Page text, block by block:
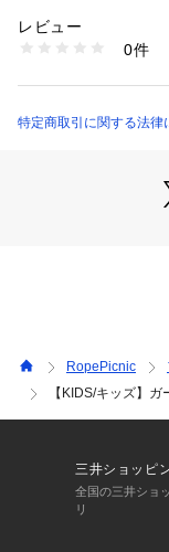
・ホワイト、ネイビ
【スタイリングポイ
子お揃いもおすすめ
Sサイズ:95～115cm
Mサイズ:115～
生地感・厚さ:やや
ウエスト:ゴム
ポケット:なし
季節:春・夏
※撮影時の光、お使
洗濯：手洗い、漂白不
不可、ドライ可、ウエ
商品番号：
レビュー
0件
特定商取引に関する法律
RopePicnic
【KIDS/キッズ】
三井ショッピ
全国の三井ショ
リ